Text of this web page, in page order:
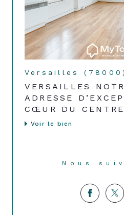
Versailles (78000)
VERSAILLES
ADRESSE
CŒUR DU
Voir le bien
Nous